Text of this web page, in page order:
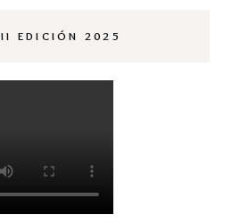
EDICIÓN 2025